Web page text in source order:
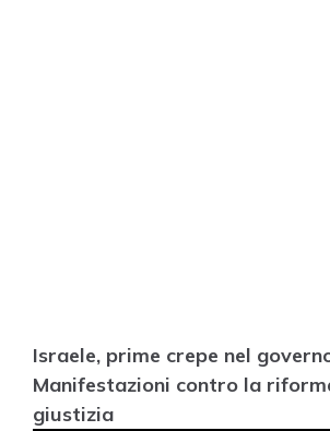
Israele, prime crepe nel
Manifestazioni contro la
giustizia